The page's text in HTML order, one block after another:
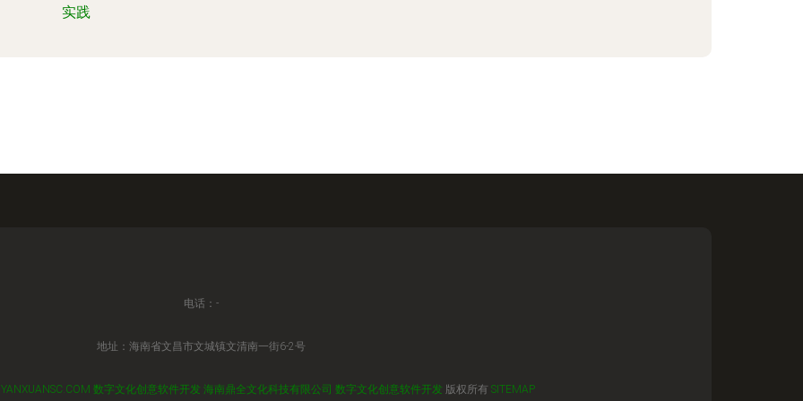
实践
电话：-
地址：海南省文昌市文城镇文清南一街6-2号
数字文化创意软件开发 海南鼎全文化科技有限公司 数字文化创意软件开发 版权所有 SITEMAP